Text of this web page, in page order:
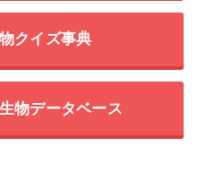
クイズ事典
物データベース